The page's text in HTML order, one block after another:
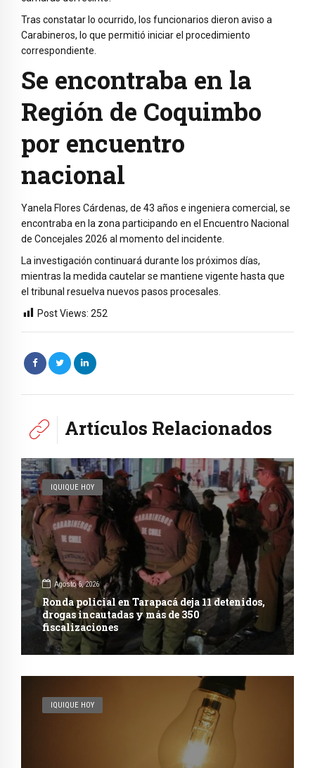
Tras constatar lo ocurrido, los funcionarios dieron aviso a
Carabineros, lo que permitió iniciar el procedimiento
correspondiente.
Se encontraba en la
Región de Coquimbo
por encuentro
nacional
Yanela Flores Cárdenas, de 43 años e ingeniera comercial, se
encontraba en la zona participando en el Encuentro Nacional
de Concejales 2026 al momento del incidente.
La investigación continuará durante los próximos días,
mientras la medida cautelar se mantiene vigente hasta que
el tribunal resuelva nuevos pasos procesales.
Post Views: 252
Artículos Relacionados
IQUIQUE HOY
Agosto 6, 2026
Ronda policial en Tarapacá deja 11 detenidos,
drogas incautadas y más de 350
fiscalizaciones
IQUIQUE HOY